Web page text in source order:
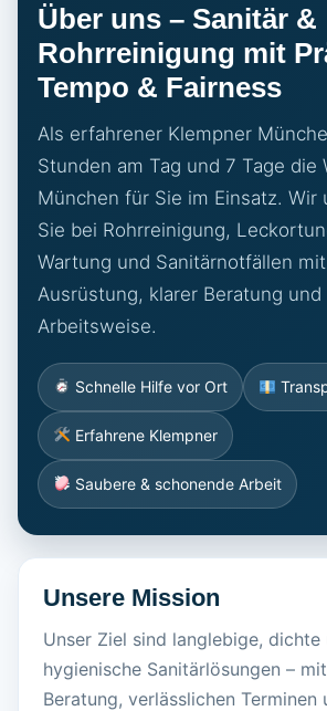
Über uns – Sanitär &
Rohrreinigung mit
Tempo & Fairness
Als erfahrener Klempner
Stunden am Tag und 7 Tage die
München für Sie im Einsatz. Wir
Sie bei Rohrreinigung,
Wartung und Sanitärnotfällen
Ausrüstung, klarer Beratung und
Arbeitsweise.
Schnelle Hilfe vor Ort
Erfahrene Klempner
Saubere & schonende Arbeit
Unsere Mission
Unser Ziel sind langlebige, dichte
hygienische Sanitärlösungen –
Beratung, verlässlichen Terminen